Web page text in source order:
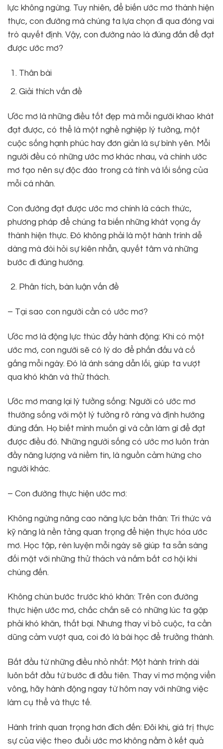
lực không ngừng. Tuy nhiên, để biến ước mơ thành hiện
thực, con đường mà chúng ta lựa chọn đi qua đóng vai
trò quyết định. Vậy, con đường nào là đúng đắn để đạt
được ước mơ?
Thân bài
Giải thích vấn đề
Ước mơ là những điều tốt đẹp mà mỗi người khao khát
đạt được, có thể là một nghề nghiệp lý tưởng, một
cuộc sống hạnh phúc hay đơn giản là sự bình yên. Mỗi
người đều có những ước mơ khác nhau, và chính ước
mơ tạo nên sự độc đáo trong cá tính và lối sống của
mỗi cá nhân.
Con đường đạt được ước mơ chính là cách thức,
phương pháp để chúng ta biến những khát vọng ấy
thành hiện thực. Đó không phải là một hành trình dễ
dàng mà đòi hỏi sự kiên nhẫn, quyết tâm và những
bước đi đúng hướng.
Phân tích, bàn luận vấn đề
– Tại sao con người cần có ước mơ?
Ước mơ là động lực thúc đẩy hành động: Khi có một
ước mơ, con người sẽ có lý do để phấn đấu và cố
gắng mỗi ngày. Đó là ánh sáng dẫn lối, giúp ta vượt
qua khó khăn và thử thách.
Ước mơ mang lại lý tưởng sống: Người có ước mơ
thường sống với một lý tưởng rõ ràng và định hướng
đúng đắn. Họ biết mình muốn gì và cần làm gì để đạt
được điều đó. Những người sống có ước mơ luôn tràn
đầy năng lượng và niềm tin, là nguồn cảm hứng cho
người khác.
– Con đường thực hiện ước mơ:
Không ngừng nâng cao năng lực bản thân: Tri thức và
kỹ năng là nền tảng quan trọng để hiện thực hóa ước
mơ. Học tập, rèn luyện mỗi ngày sẽ giúp ta sẵn sàng
đối mặt với những thử thách và nắm bắt cơ hội khi
chúng đến.
Không chùn bước trước khó khăn: Trên con đường
thực hiện ước mơ, chắc chắn sẽ có những lúc ta gặp
phải khó khăn, thất bại. Nhưng thay vì bỏ cuộc, ta cần
dũng cảm vượt qua, coi đó là bài học để trưởng thành.
Bắt đầu từ những điều nhỏ nhất: Một hành trình dài
luôn bắt đầu từ bước đi đầu tiên. Thay vì mơ mộng viển
vông, hãy hành động ngay từ hôm nay với những việc
làm cụ thể và thực tế.
Hành trình quan trọng hơn đích đến: Đôi khi, giá trị thực
sự của việc theo đuổi ước mơ không nằm ở kết quả